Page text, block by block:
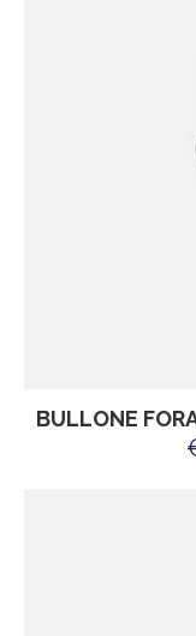
BULLONE